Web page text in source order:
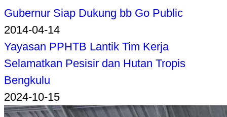
Gubernur Siap Dukung bb Go Public
2014-04-14
Yayasan PPHTB Lantik Tim Kerja
Selamatkan Pesisir dan Hutan Tropis
Bengkulu
2024-10-15